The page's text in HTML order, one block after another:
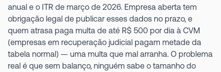
anual e o ITR de março de 2026. Empresa aberta tem
obrigação legal de publicar esses dados no prazo, e
quem atrasa paga multa de até R$ 500 por dia à CVM
(empresas em recuperação judicial pagam metade da
tabela normal) — uma multa que mal arranha. O problema
real é que sem balanço, ninguém sabe o tamanho do